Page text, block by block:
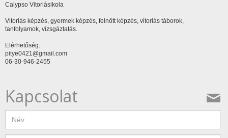
Calypso Vitorlásikola
Vitorlás képzés, gyermek képzés, felnőtt képzés, vitorlás táborok,
tanfolyamok, vizsgáztatás.
Elérhetőség:
pitye0421@gmail.com
06-30-946-2455
Kapcsolat